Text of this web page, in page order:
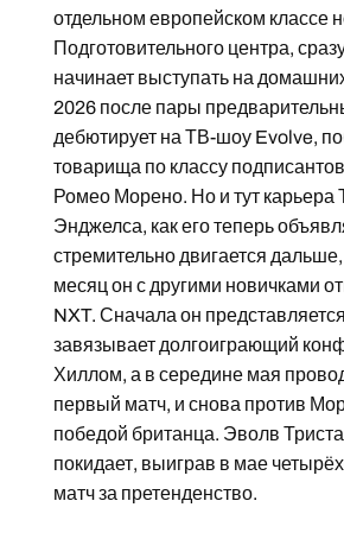
отдельном европейском классе
Подготовительного центра,
начинает выступать на
2026 после пары
дебютирует на ТВ-шоу Evolve,
товарища по классу
Ромео Морено. Но и тут карьера
Энджелса, как его теперь
стремительно двигается
месяц он с другими новичками
NXT. Сначала он
завязывает долгоиграющий
Хиллом, а в середине мая
первый матч, и снова против
победой британца. Эволв
покидает, выиграв в мае
матч за претенденство.